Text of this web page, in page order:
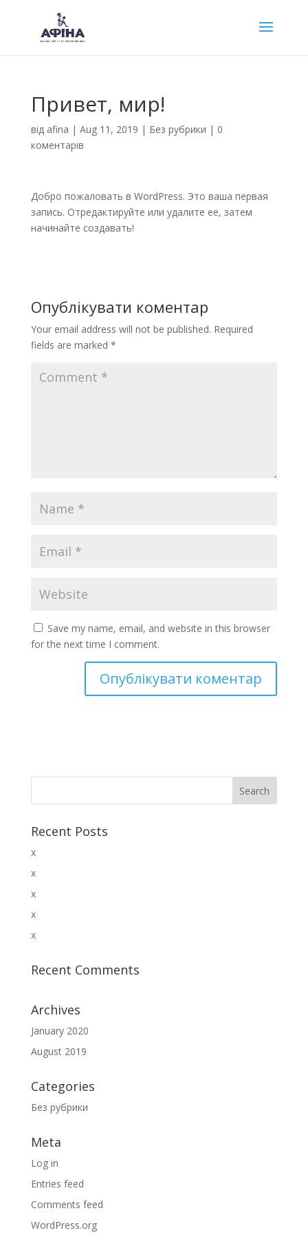
Привет, мир!
від afina | Aug 11, 2019 | Без рубрики | 0
коментарів
Добро пожаловать в WordPress. Это ваша первая
запись. Отредактируйте или удалите ее, затем
начинайте создавать!
Опублікувати коментар
Your email address will not be published. Required
fields are marked *
Save my name, email, and website in this browser
for the next time I comment.
Recent Posts
x
x
x
x
x
Recent Comments
Archives
January 2020
August 2019
Categories
Без рубрики
Meta
Log in
Entries feed
Comments feed
WordPress.org